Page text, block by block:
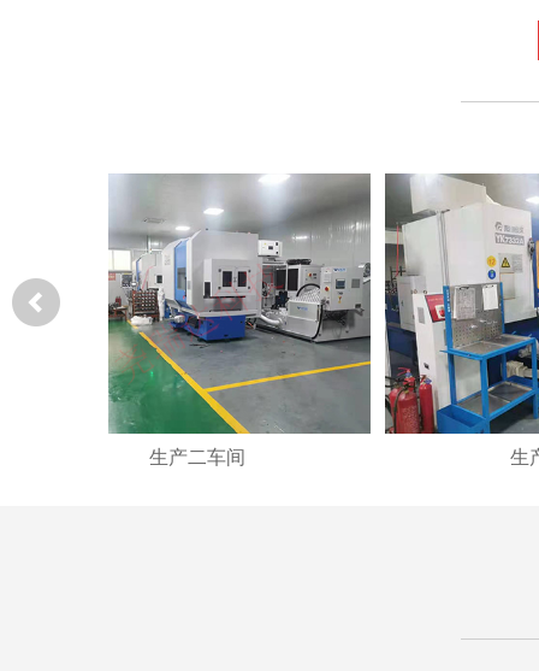
生产二车间 生产二